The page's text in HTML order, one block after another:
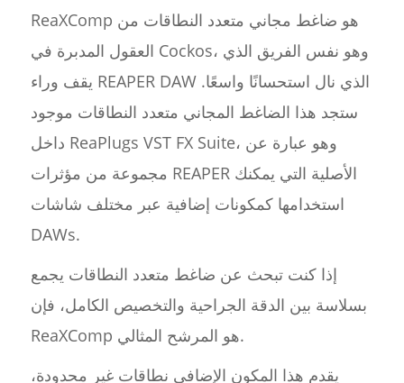
ReaXComp هو ضاغط مجاني متعدد النطاقات من
العقول المدبرة في Cockos، وهو نفس الفريق الذي
يقف وراء REAPER DAW الذي نال استحسانًا واسعًا.
ستجد هذا الضاغط المجاني متعدد النطاقات موجود
داخل ReaPlugs VST FX Suite، وهو عبارة عن
مجموعة من مؤثرات REAPER الأصلية التي يمكنك
استخدامها كمكونات إضافية عبر مختلف شاشات
DAWs.
إذا كنت تبحث عن ضاغط متعدد النطاقات يجمع
بسلاسة بين الدقة الجراحية والتخصيص الكامل، فإن
ReaXComp هو المرشح المثالي.
يقدم هذا المكون الإضافي نطاقات غير محدودة،